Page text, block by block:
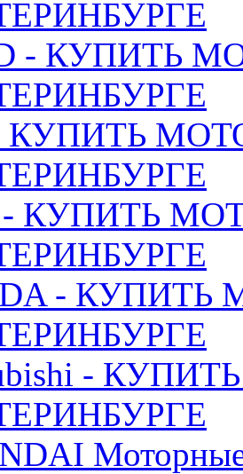
- КУПИТЬ
КУПИТЬ
- КУПИТЬ
-
-